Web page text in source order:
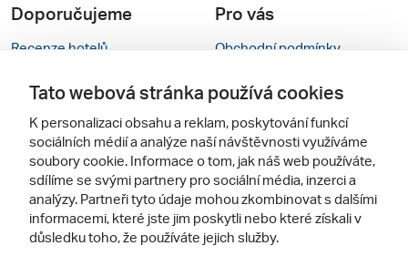
Doporučujeme
Recenze hotelů
Rady na cestu
Cestovní kanceláře
Zájazdy.sk
Pro vás
Obchodní podmínky
Kontakty
Nastavení cookies
Verze webu pro PC
Sledujte nás
Tato webová stránka používá cookies
K personalizaci obsahu a reklam, poskytování funkcí
sociálních médií a analýze naší návštěvnosti využíváme
soubory cookie. Informace o tom, jak náš web používáte,
sdílíme se svými partnery pro sociální média, inzerci a
analýzy. Partneři tyto údaje mohou zkombinovat s dalšími
informacemi, které jste jim poskytli nebo které získali v
důsledku toho, že používáte jejich služby.